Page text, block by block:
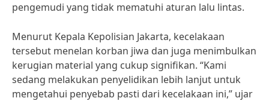
pengemudi yang tidak mematuhi aturan lalu lintas.
Menurut Kepala Kepolisian Jakarta, kecelakaan
tersebut menelan korban jiwa dan juga menimbulkan
kerugian material yang cukup signifikan. “Kami
sedang melakukan penyelidikan lebih lanjut untuk
mengetahui penyebab pasti dari kecelakaan ini,” ujar